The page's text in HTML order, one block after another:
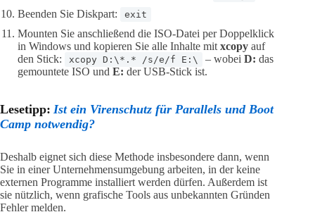
Beenden Sie Diskpart: exit
Mounten Sie anschließend die ISO-Datei per Doppelklick
in Windows und kopieren Sie alle Inhalte mit xcopy auf
den Stick:
xcopy D:\*.* /s/e/f E:\ – wobei D: das
gemountete ISO und E: der USB-Stick ist.
Lesetipp: Ist ein Virenschutz für Parallels und Boot
Camp notwendig?
Deshalb eignet sich diese Methode insbesondere dann, wenn
Sie in einer Unternehmensumgebung arbeiten, in der keine
externen Programme installiert werden dürfen. Außerdem ist
sie nützlich, wenn grafische Tools aus unbekannten Gründen
Fehler melden.